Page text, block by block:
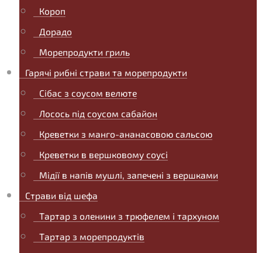
Короп
Дорадо
Морепродукти гриль
Гарячі рибні страви та морепродукти
Сібас з соусом велюте
Лосось під соусом сабайон
Креветки з манго-ананасовою сальсою
Креветки в вершковому соусі
Мідії в напів мушлі, запечені з вершками
Страви від шефа
Тартар з оленини з трюфелем і тархуном
Тартар з морепродуктів